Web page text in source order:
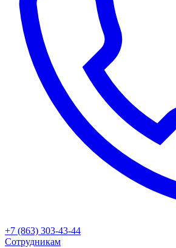
+7 (863) 303-43-44
Сотрудникам